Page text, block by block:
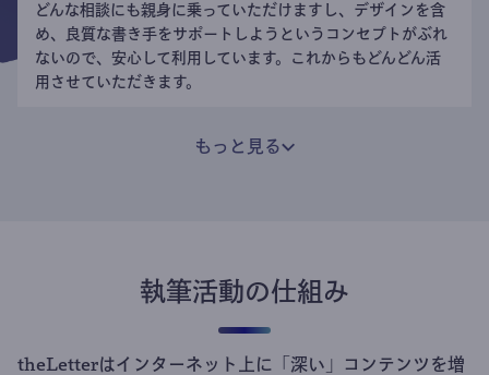
どんな相談にも親身に乗っていただけますし、デザインを含
め、良質な書き手をサポートしようというコンセプトがぶれ
ないので、安心して利用しています。これからもどんどん活
用させていただきます。
もっと見る
執筆活動の仕組み
theLetterはインターネット上に「深い」コンテンツを増